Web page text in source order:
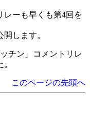
ーも早くも第4回を
します。
チン」コメントリレ
このページの先頭へ